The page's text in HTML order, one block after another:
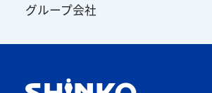
グループ会社